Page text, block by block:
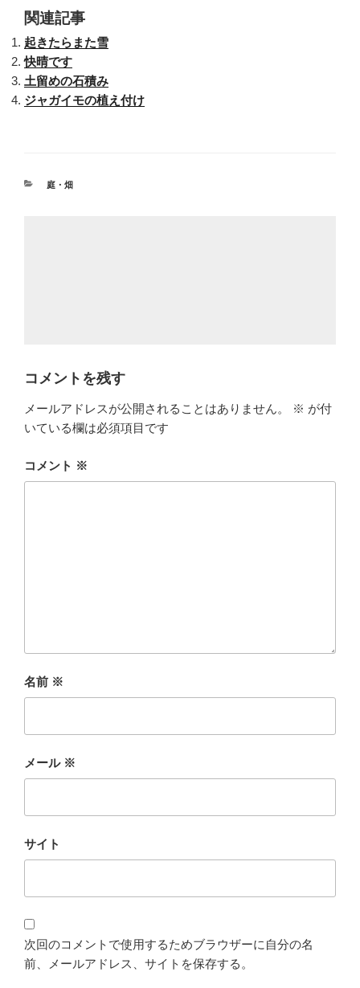
関連記事
起きたらまた雪
快晴です
土留めの石積み
ジャガイモの植え付け
カ
庭・畑
コメントを残す
メールアドレスが公開されることはありません。 ※ が付
いている欄は必須項目です
コメント ※
名前 ※
メール ※
サイト
次回のコメントで使用するためブラウザーに自分の名
前、メールアドレス、サイトを保存する。